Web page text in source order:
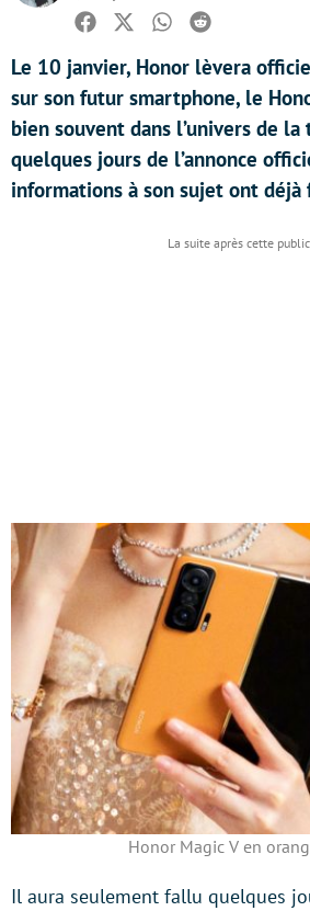
Facebook
TwitterWhatsapp
Reddit
Le 10 janvier, Honor lèvera
sur son futur smartphone, le
bien souvent dans l’univers de
quelques jours de l’annonce
informations à son sujet ont déjà
Honor Magic V en
Il aura seulement fallu quelques